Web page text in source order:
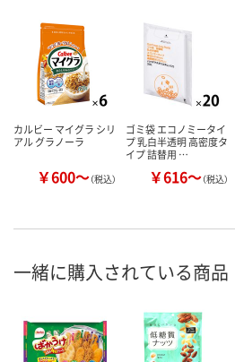
カルビー マイグラ シリ
アル グラノーラ
￥600～（税込）
ゴミ袋 エコノミータイ
プ 乳白半透明 高密度タ
イプ 詰替用 …
￥616～（税込）
一緒に購入されている商品